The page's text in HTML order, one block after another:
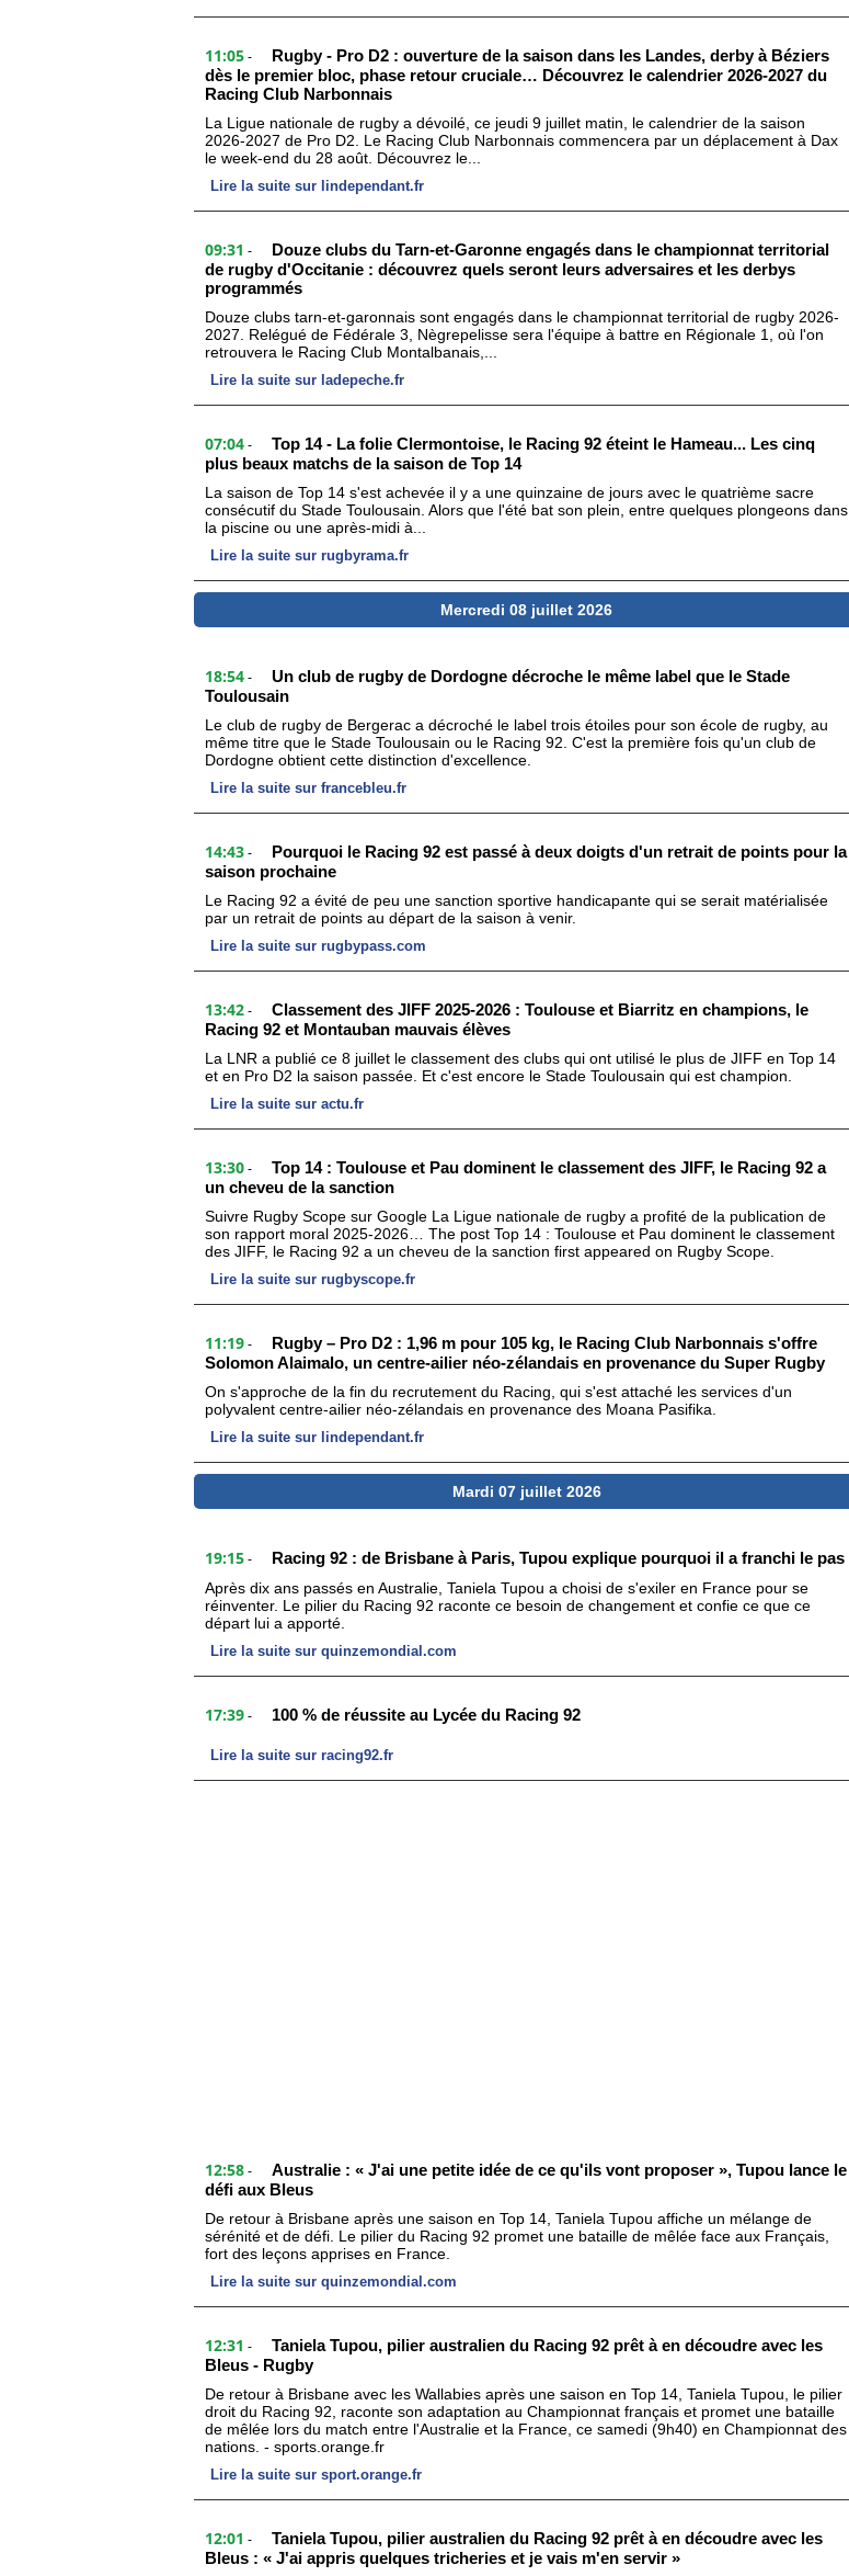
11:05 -
Rugby - Pro D2 : ouverture de la saison dans les Landes, derby à Béziers
dès le premier bloc, phase retour cruciale… Découvrez le calendrier 2026-2027 du
Racing Club Narbonnais
La Ligue nationale de rugby a dévoilé, ce jeudi 9 juillet matin, le calendrier de la saison
2026-2027 de Pro D2. Le Racing Club Narbonnais commencera par un déplacement à Dax
le week-end du 28 août. Découvrez le...
Lire la suite sur lindependant.fr
09:31 -
Douze clubs du Tarn-et-Garonne engagés dans le championnat territorial
de rugby d'Occitanie : découvrez quels seront leurs adversaires et les derbys
programmés
Douze clubs tarn-et-garonnais sont engagés dans le championnat territorial de rugby 2026-
2027. Relégué de Fédérale 3, Nègrepelisse sera l'équipe à battre en Régionale 1, où l'on
retrouvera le Racing Club Montalbanais,...
Lire la suite sur ladepeche.fr
07:04 -
Top 14 - La folie Clermontoise, le Racing 92 éteint le Hameau... Les cinq
plus beaux matchs de la saison de Top 14
La saison de Top 14 s'est achevée il y a une quinzaine de jours avec le quatrième sacre
consécutif du Stade Toulousain. Alors que l'été bat son plein, entre quelques plongeons dans
la piscine ou une après-midi à...
Lire la suite sur rugbyrama.fr
Mercredi 08 juillet 2026
18:54 -
Un club de rugby de Dordogne décroche le même label que le Stade
Toulousain
Le club de rugby de Bergerac a décroché le label trois étoiles pour son école de rugby, au
même titre que le Stade Toulousain ou le Racing 92. C'est la première fois qu'un club de
Dordogne obtient cette distinction d'excellence.
Lire la suite sur francebleu.fr
14:43 -
Pourquoi le Racing 92 est passé à deux doigts d'un retrait de points pour la
saison prochaine
Le Racing 92 a évité de peu une sanction sportive handicapante qui se serait matérialisée
par un retrait de points au départ de la saison à venir.
Lire la suite sur rugbypass.com
13:42 -
Classement des JIFF 2025-2026 : Toulouse et Biarritz en champions, le
Racing 92 et Montauban mauvais élèves
La LNR a publié ce 8 juillet le classement des clubs qui ont utilisé le plus de JIFF en Top 14
et en Pro D2 la saison passée. Et c'est encore le Stade Toulousain qui est champion.
Lire la suite sur actu.fr
13:30 -
Top 14 : Toulouse et Pau dominent le classement des JIFF, le Racing 92 a
un cheveu de la sanction
Suivre Rugby Scope sur Google La Ligue nationale de rugby a profité de la publication de
son rapport moral 2025-2026… The post Top 14 : Toulouse et Pau dominent le classement
des JIFF, le Racing 92 a un cheveu de la sanction first appeared on Rugby Scope.
Lire la suite sur rugbyscope.fr
11:19 -
Rugby – Pro D2 : 1,96 m pour 105 kg, le Racing Club Narbonnais s'offre
Solomon Alaimalo, un centre-ailier néo-zélandais en provenance du Super Rugby
On s'approche de la fin du recrutement du Racing, qui s'est attaché les services d'un
polyvalent centre-ailier néo-zélandais en provenance des Moana Pasifika.
Lire la suite sur lindependant.fr
Mardi 07 juillet 2026
19:15 - Racing 92 : de Brisbane à Paris, Tupou explique pourquoi il a franchi le pas
Après dix ans passés en Australie, Taniela Tupou a choisi de s'exiler en France pour se
réinventer. Le pilier du Racing 92 raconte ce besoin de changement et confie ce que ce
départ lui a apporté.
Lire la suite sur quinzemondial.com
17:39 - 100 % de réussite au Lycée du Racing 92
Lire la suite sur racing92.fr
12:58 -
Australie : « J'ai une petite idée de ce qu'ils vont proposer », Tupou lance le
défi aux Bleus
De retour à Brisbane après une saison en Top 14, Taniela Tupou affiche un mélange de
sérénité et de défi. Le pilier du Racing 92 promet une bataille de mêlée face aux Français,
fort des leçons apprises en France.
Lire la suite sur quinzemondial.com
12:31 -
Taniela Tupou, pilier australien du Racing 92 prêt à en découdre avec les
Bleus - Rugby
De retour à Brisbane avec les Wallabies après une saison en Top 14, Taniela Tupou, le pilier
droit du Racing 92, raconte son adaptation au Championnat français et promet une bataille
de mêlée lors du match entre l'Australie et la France, ce samedi (9h40) en Championnat des
nations. - sports.orange.fr
Lire la suite sur sport.orange.fr
12:01 -
Taniela Tupou, pilier australien du Racing 92 prêt à en découdre avec les
Bleus : « J'ai appris quelques tricheries et je vais m'en servir »